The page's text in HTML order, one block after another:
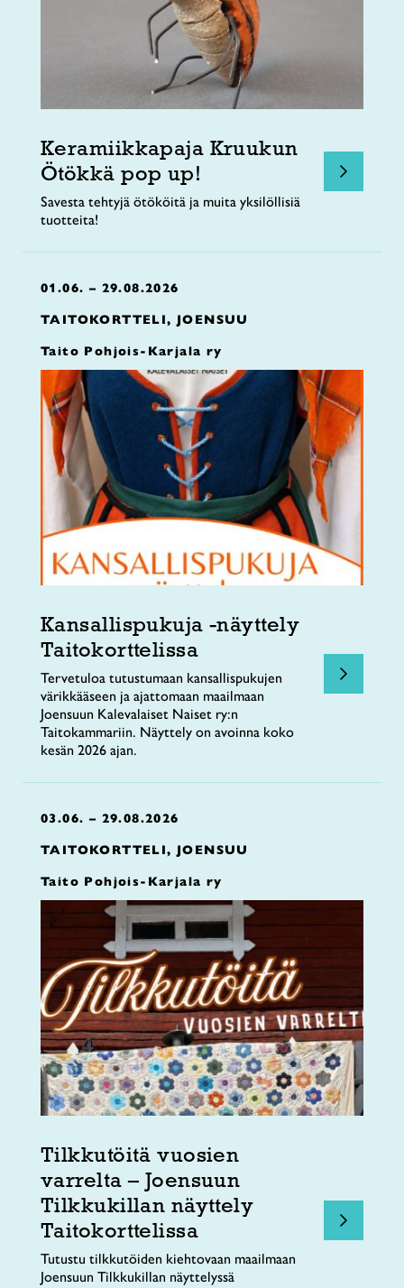
Keramiikkapaja Kruukun
Ötökkä pop up!
Savesta tehtyjä ötököitä ja muita yksilöllisiä
tuotteita!
01.06. – 29.08.2026
TAITOKORTTELI, JOENSUU
Taito Pohjois-Karjala ry
Kansallispukuja -näyttely
Taitokorttelissa
Tervetuloa tutustumaan kansallispukujen
värikkääseen ja ajattomaan maailmaan
Joensuun Kalevalaiset Naiset ry:n
Taitokammariin. Näyttely on avoinna koko
kesän 2026 ajan.
03.06. – 29.08.2026
TAITOKORTTELI, JOENSUU
Taito Pohjois-Karjala ry
Tilkkutöitä vuosien
varrelta – Joensuun
Tilkkukillan näyttely
Taitokorttelissa
Tutustu tilkkutöiden kiehtovaan maailmaan
Joensuun Tilkkukillan näyttelyssä